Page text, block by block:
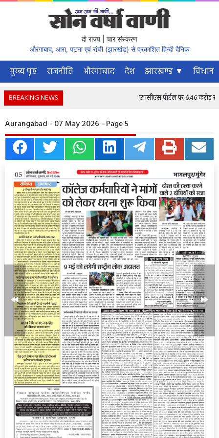
दो राज्य | चार संस्करण
औरंगाबाद, आरा, पटना एवं रांची (झारखंड) से प्रकाशित हिन्दी दैनिक
मुख्य पृष्ठ राजनीति औरंगाबाद देश झारखण्ड ▼
BREAKING NEWS एनसीएस पोर्टल पर 6.46 करोड़ से
Aurangabad - 07 May 2026 - Page 5